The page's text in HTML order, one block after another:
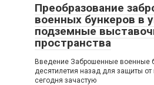
Преобразование
военных бункеров в
подземные
пространства
Введение Заброшенные военные
десятилетия назад для защиты от
сегодня зачастую